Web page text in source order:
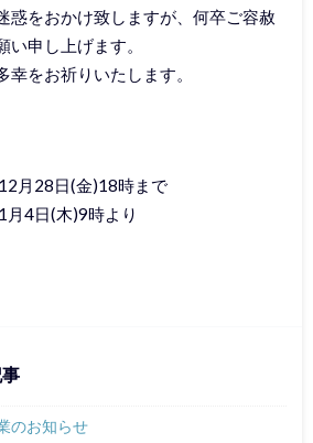
惑をおかけ致しますが、何卒ご容赦
い申し上げます。
をお祈りいたします。
月28日(金)18時まで
4日(木)9時より
のお知らせ